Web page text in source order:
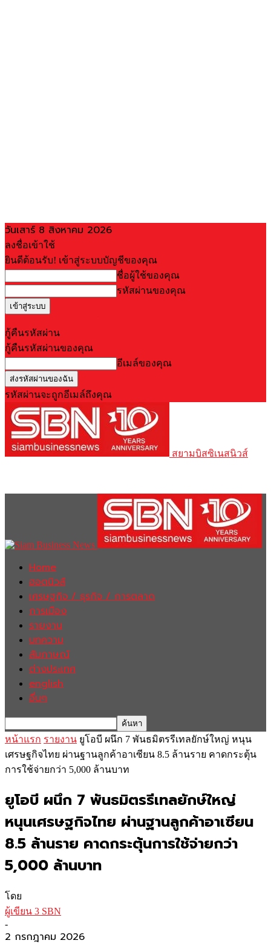
วันเสาร์ 8 สิงหาคม 2026
ลงชื่อเข้าใช้
ยินดีต้อนรับ! เข้าสู่ระบบบัญชีของคุณ
ชื่อผู้ใช้ของคุณ
รหัสผ่านของคุณ
กู้คืนรหัสผ่าน
กู้คืนรหัสผ่านของคุณ
อีเมล์ของคุณ
รหัสผ่านจะถูกอีเมล์ถึงคุณ
สยามบิสซิเนสนิวส์
Home
ฮอตนิวส์
เศรษฐกิจ / ธุรกิจ / การตลาด
การเมือง
รายงาน
บทความ
สัมภาษณ์
ต่างประเทศ
english
อื่นๆ
หน้าแรก รายงาน ยูโอบี ผนึก 7 พันธมิตรรีเทลยักษ์ใหญ่ หนุน
เศรษฐกิจไทย ผ่านฐานลูกค้าอาเซียน 8.5 ล้านราย คาดกระตุ้น
การใช้จ่ายกว่า 5,000 ล้านบาท
ยูโอบี ผนึก 7 พันธมิตรรีเทลยักษ์ใหญ่
หนุนเศรษฐกิจไทย ผ่านฐานลูกค้าอาเซียน
8.5 ล้านราย คาดกระตุ้นการใช้จ่ายกว่า
5,000 ล้านบาท
โดย
ผู้เขียน 3 SBN
-
2 กรกฎาคม 2026